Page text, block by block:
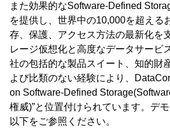
また効果的なSoftware-Defined
を提供し、世界中の10,000を超える
存、保護、アクセス方法の最新化を
レージ仮想化と高度なデータサービ
社の包括的な製品スイート、知的財
よび比類のない経験により、
on Software-Defined
権威)”と位置付けられています。デ
以下をご参照ください。